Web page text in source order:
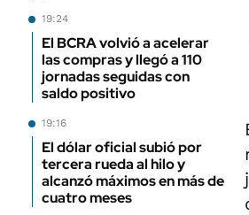
19:24
El BCRA volvió a acelerar
las compras y llegó a 110
jornadas seguidas con
saldo positivo
19:16
El dólar oficial subió por
tercera rueda al hilo y
alcanzó máximos en más de
cuatro meses